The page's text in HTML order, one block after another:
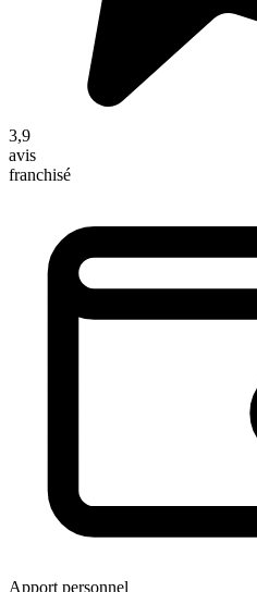
3,9
avis
franchisé
Apport personnel